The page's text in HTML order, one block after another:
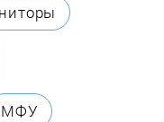
МФУ